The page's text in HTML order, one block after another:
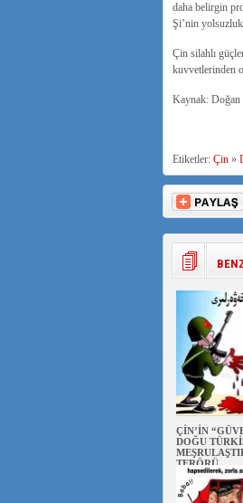
daha belirgin
Şi’nin
Çin silahlı
kuvvetlerinden
Kaynak:
Etiketler: Çin»
ÇİN’İN
DOĞU
TERÖRÜ